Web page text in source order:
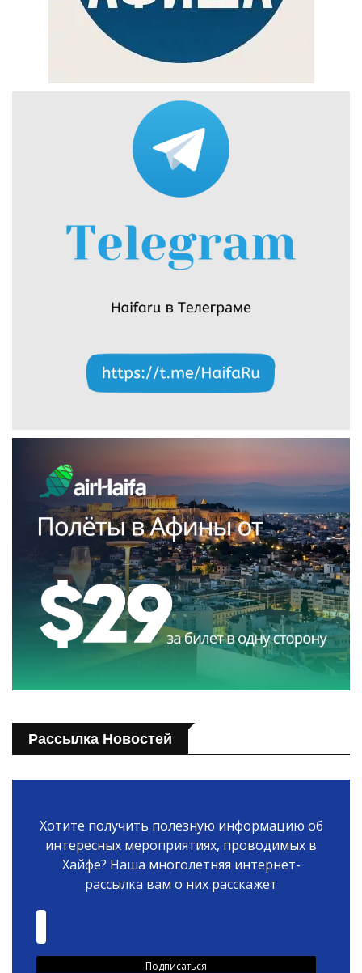
Рассылка Новостей
Хотите получить полезную информацию об
интересных мероприятиях, проводимых в
Хайфе? Наша многолетняя интернет-
рассылка вам о них расскажет